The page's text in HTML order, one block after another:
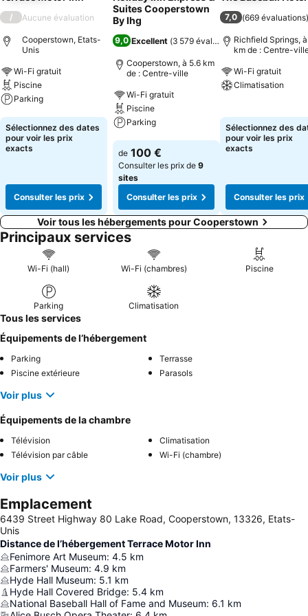
/ Aucune évaluation
Cooperstown, Etats-
Unis
Wi-Fi gratuit
Piscine
Parking
Consulter les prix
Sélectionnez des dates
pour voir les prix
exacts
Consulter les prix
Suites Cooperstown
By Ihg
9,0 Excellent (3 579 évaluations)
Cooperstown, à 5.6 km
de : Centre-ville
Wi-Fi gratuit
Piscine
Parking
Consulter les prix
de 100 €
Consulter les prix de 9
sites
Consulter les prix
7,0 (669 évaluations)
Richfield Springs,
km de : Centre-
Wi-Fi gratuit
Climatisation
Sélectionnez des
pour voir les prix
exacts
Consulter les prix
Voir tous les hébergements pour Cooperstown
Principaux services
Wi-Fi (hall) Wi-Fi (chambres) Piscine
Parking Climatisation
Tous les services
Équipements de l’hébergement
Parking
Terrasse
Piscine extérieure
Parasols
Voir plus
Équipements de la chambre
Télévision
Climatisation
Télévision par câble
Wi-Fi (chambre)
Voir plus
Emplacement
6439 Street Highway 80 Lake Road, Cooperstown, 13326, Etats-
Unis
Distance de l’hébergement Terrace Motor Inn
Fenimore Art Museum: 4.5 km
Farmers' Museum: 4.9 km
Hyde Hall Museum: 5.1 km
Hyde Hall Covered Bridge: 5.4 km
National Baseball Hall of Fame and Museum: 6.1 km